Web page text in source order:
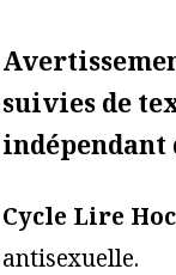
suivies de
indépendant
Cycle Lire
antisexuelle.